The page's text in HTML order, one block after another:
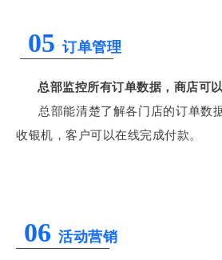
05 订单管理
总部监控所有订单数据，商店可
总部能清楚了解各门店的订单数
收银机，客户可以在线完成付款。
06 活动营销